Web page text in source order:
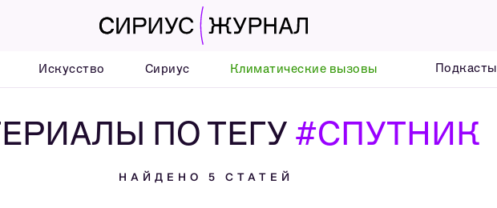
Искусство Сириус Климатические вызовы Подкасты
ПО ТЕГУ #СПУТНИК
НАЙДЕНО 5 СТАТЕЙ